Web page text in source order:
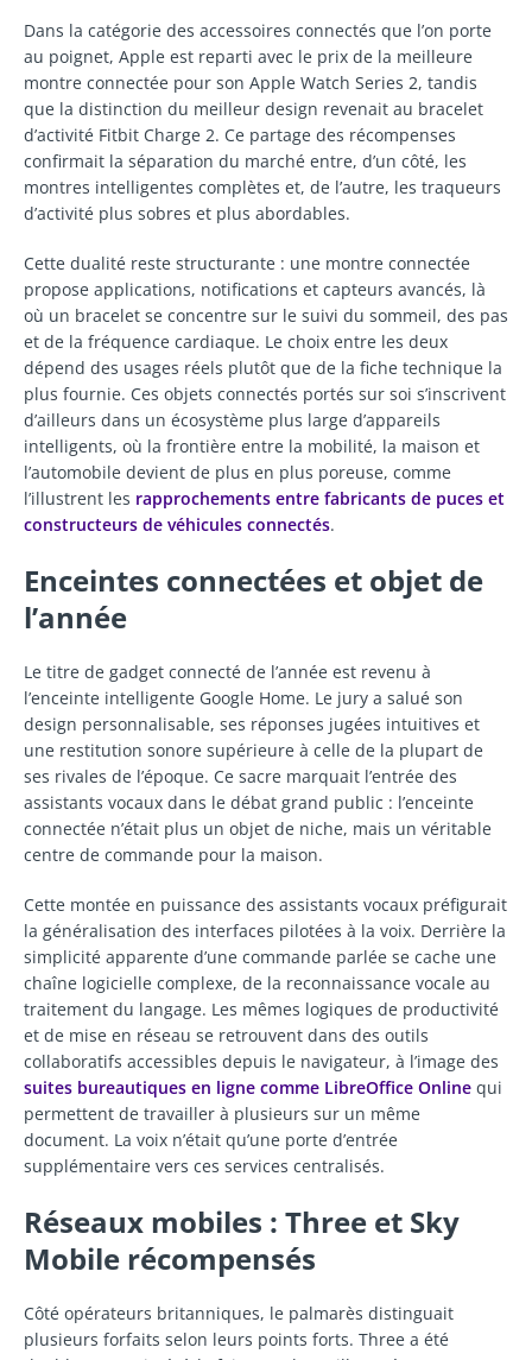
Dans la catégorie des accessoires connectés que l’on porte
au poignet, Apple est reparti avec le prix de la meilleure
montre connectée pour son Apple Watch Series 2, tandis
que la distinction du meilleur design revenait au bracelet
d’activité Fitbit Charge 2. Ce partage des récompenses
confirmait la séparation du marché entre, d’un côté, les
montres intelligentes complètes et, de l’autre, les traqueurs
d’activité plus sobres et plus abordables.
Cette dualité reste structurante : une montre connectée
propose applications, notifications et capteurs avancés, là
où un bracelet se concentre sur le suivi du sommeil, des pas
et de la fréquence cardiaque. Le choix entre les deux
dépend des usages réels plutôt que de la fiche technique la
plus fournie. Ces objets connectés portés sur soi s’inscrivent
d’ailleurs dans un écosystème plus large d’appareils
intelligents, où la frontière entre la mobilité, la maison et
l’automobile devient de plus en plus poreuse, comme
l’illustrent les rapprochements entre fabricants de puces et
constructeurs de véhicules connectés.
Enceintes connectées et objet de
l’année
Le titre de gadget connecté de l’année est revenu à
l’enceinte intelligente Google Home. Le jury a salué son
design personnalisable, ses réponses jugées intuitives et
une restitution sonore supérieure à celle de la plupart de
ses rivales de l’époque. Ce sacre marquait l’entrée des
assistants vocaux dans le débat grand public : l’enceinte
connectée n’était plus un objet de niche, mais un véritable
centre de commande pour la maison.
Cette montée en puissance des assistants vocaux préfigurait
la généralisation des interfaces pilotées à la voix. Derrière la
simplicité apparente d’une commande parlée se cache une
chaîne logicielle complexe, de la reconnaissance vocale au
traitement du langage. Les mêmes logiques de productivité
et de mise en réseau se retrouvent dans des outils
collaboratifs accessibles depuis le navigateur, à l’image des
suites bureautiques en ligne comme LibreOffice Online qui
permettent de travailler à plusieurs sur un même
document. La voix n’était qu’une porte d’entrée
supplémentaire vers ces services centralisés.
Réseaux mobiles : Three et Sky
Mobile récompensés
Côté opérateurs britanniques, le palmarès distinguait
plusieurs forfaits selon leurs points forts. Three a été